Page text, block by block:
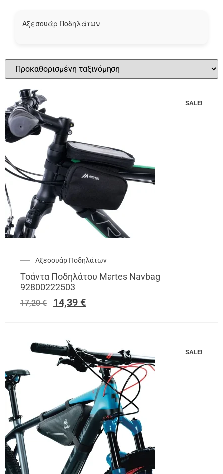
Αξεσουάρ Ποδηλάτων
SALE!
Αξεσουάρ Ποδηλάτων
Τσάντα Ποδηλάτου Martes Navbag
92800222503
17,20€ 14,39 €
SALE!